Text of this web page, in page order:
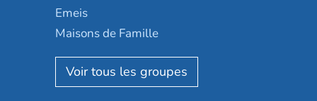
Domusvi
Happy Senior
Aquarelia
Nexity edenea
Emeis
Maisons de Famille
Korian
Emera